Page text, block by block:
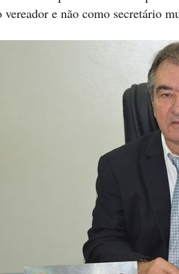
e não como secretário